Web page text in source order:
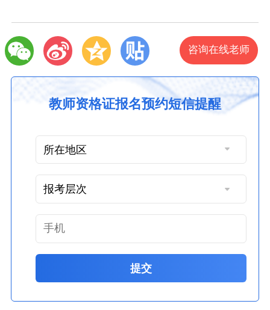
咨询在线老师
教师资格证报名预约短信提醒
提交